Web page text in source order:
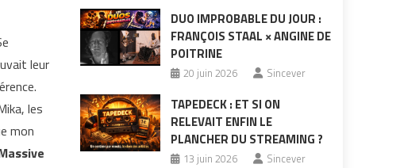
leur
les
mon
DUO IMPROBABLE DU JOUR :
FRANÇOIS STAAL × ANGINE DE
POITRINE
20 juin 2026 Sincever
TAPEDECK : ET SI ON
RELEVAIT ENFIN LE
PLANCHER DU STREAMING ?
13 juin 2026 Sincever